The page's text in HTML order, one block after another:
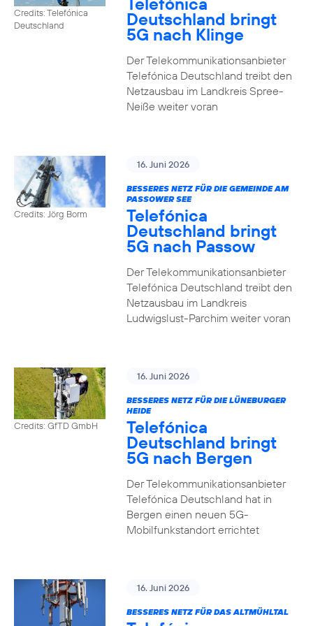
Credits: Telefónica
Deutschland
Deutschland bringt
5G nach Klinge
Der Telekommunikationsanbieter
Telefónica Deutschland treibt den
Netzausbau im Landkreis Spree-
Neiße weiter voran
Credits: Jörg Borm
16. Juni 2026
BESSERES NETZ FÜR DIE GEMEINDE AM
PASSOWER SEE
Telefónica
Deutschland bringt
5G nach Passow
Der Telekommunikationsanbieter
Telefónica Deutschland treibt den
Netzausbau im Landkreis
Ludwigslust-Parchim weiter voran
Credits: GfTD GmbH
16. Juni 2026
BESSERES NETZ FÜR DIE LÜNEBURGER
HEIDE
Telefónica
Deutschland bringt
5G nach Bergen
Der Telekommunikationsanbieter
Telefónica Deutschland hat in
Bergen einen neuen 5G-
Mobilfunkstandort errichtet
16. Juni 2026
BESSERES NETZ FÜR DAS ALTMÜHLTAL